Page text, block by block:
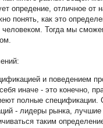
опредение, отличное от
понять, как это
человеком. Тогда мы
и поведением
иначе - это конечно,
полные спецификации.
- лидеры рынка,
таким